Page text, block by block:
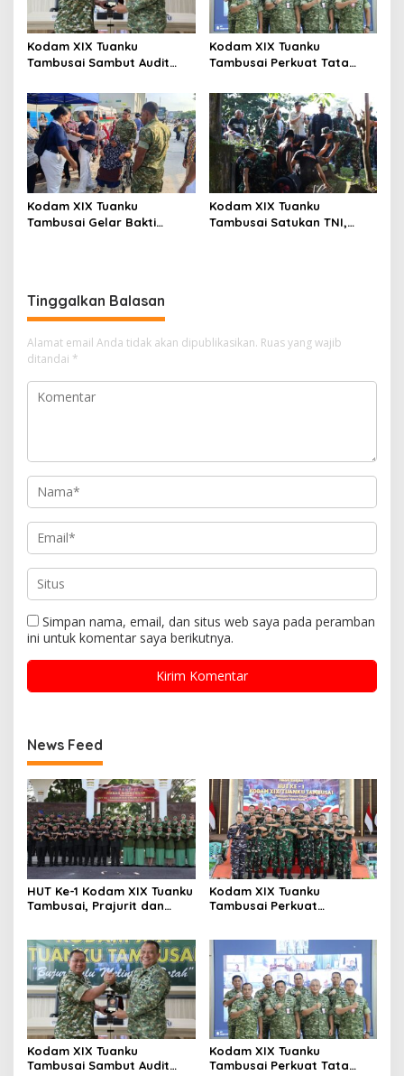
Kodam XIX Tuanku
Tambusai Sambut Audit
Tegaskan Akurasi Data Jadi
Kunci
Kodam XIX Tuanku
Tambusai Perkuat Tata
Satgas BMN Resmi Mulai
Penatausahaan Sesi II TA
2026
Kodam XIX Tuanku
Tambusai Gelar Bakti
Kodam XIX Tuanku
Tambusai Satukan TNI,
Tinggalkan Balasan
Alamat email Anda tidak akan dipublikasikan. Ruas yang wajib
ditandai *
Simpan nama, email, dan situs web saya pada peramban
ini untuk komentar saya berikutnya.
News Feed
HUT Ke-1 Kodam XIX Tuanku
Tambusai, Prajurit dan
Kusuma Dharma
Kodam XIX Tuanku
Tambusai Perkuat
Kodam XIX Tuanku
Tambusai Sambut Audit
Kodam XIX Tuanku
Tambusai Perkuat Tata